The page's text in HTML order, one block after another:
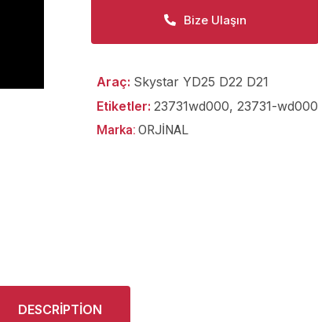
Bize Ulaşın
Araç: Skystar YD25 D22 D21
Etiketler: 23731wd000, 23731-wd000
Marka: ORJİNAL
DESCRIPTION